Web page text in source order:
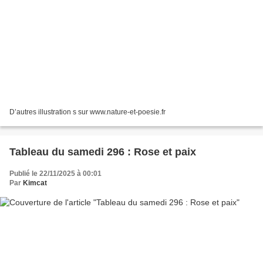
D’autres illustration s sur www.nature-et-poesie.fr
Tableau du samedi 296 : Rose et paix
Publié le 22/11/2025 à 00:01
Par Kimcat